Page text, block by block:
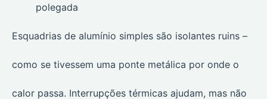
polegada
Esquadrias de alumínio simples são isolantes ruins –
como se tivessem uma ponte metálica por onde o
calor passa. Interrupções térmicas ajudam, mas não